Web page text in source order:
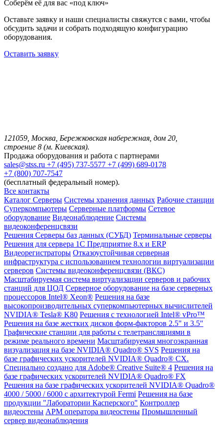
Соберём её для вас «под ключ»
Оставьте заявку и наши специалисты свяжутся с вами, чтобы
обсудить задачи и собрать подходящую конфигурацию
оборудования.
Оставить заявку
121059, Москва, Бережковская набережная, дом 20,
строение 8 (м. Киевская).
Продажа оборудования и работа с партнерами
sales@stss.ru +7 (495) 737-5577 +7 (499) 689-0178
+7 (800) 707-7547
(бесплатный федеральный номер).
Все контакты
Каталог Серверы Системы хранения данных Рабочие станции
Суперкомпьютеры Серверные платформы Сетевое
оборудование Видеонаблюдение Системы
видеоконференцсвязи
Решения Серверы баз данных (СУБД) Терминальные серверы
Решения для сервера 1С Предприятие 8.x и ERP
Видеорегистраторы Отказоустойчивая серверная
инфраструктура с использованием технологии виртуализации
серверов Системы видеоконференцсвязи (ВКС)
Масштабируемая система виртуализации серверов и рабочих
станций для ЦОД Серверное оборудование на базе серверных
процессоров Intel® Xeon® Решения на базе
высокопроизводительных суперкомпьютерных вычислителей
NVIDIA® Tesla® K80 Решения с технологией Intel® vPro™
Решения на базе жестких дисков форм-факторов 2.5" и 3.5"
Графические станции для работы с телетрансляциями в
режиме реального времени Масштабируемая многоэкранная
визуализация на базе NVIDIA® Quadro® SVS Решения на
базе графических ускорителей NVIDIA® Quadro® CX.
Специально создано для Adobe® Creative Suite® 4 Решения на
базе графических ускорителей NVIDIA® Quadro® FX
Решения на базе графических ускорителей NVIDIA® Quadro®
4000 / 5000 / 6000 с архитектурой Fermi Решения на базе
продукции "Лаборатории Касперского" Контроллер
видеостены АРМ оператора видеостены Промышленный
сервер видеонаблюдения